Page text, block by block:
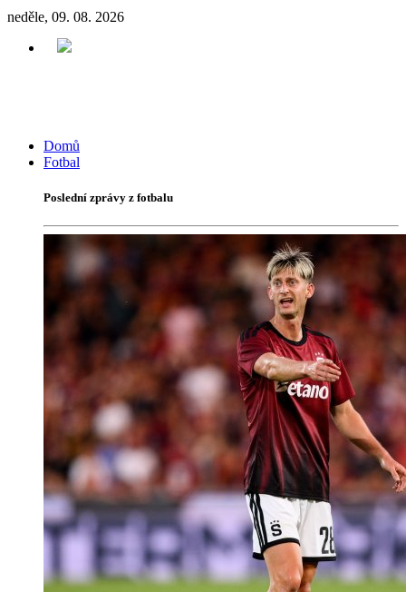
neděle, 09. 08. 2026
Domů
Fotbal
Poslední zprávy z fotbalu